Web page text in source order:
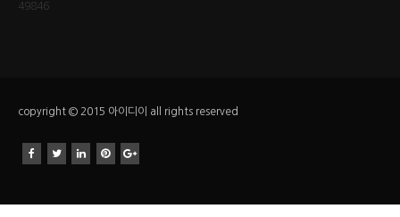
49846
copyright © 2015 아이디이 all rights reserved